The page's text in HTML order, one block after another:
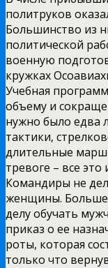
политруков
Большинство из
политической
военную
кружках
Учебная
объему и
нужно было едва
тактики,
длительные
тревоге – все
Командиры не
женщины. Больше
делу обучать
приказ о ее
роты, которая
только что